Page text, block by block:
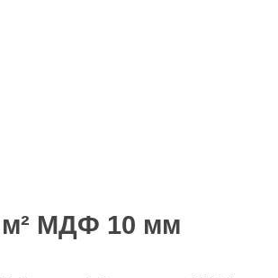
м² МДФ 10 мм